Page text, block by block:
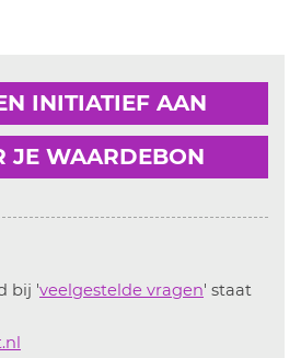
INITIATIEF AAN
JE WAARDEBON
bij 'veelgestelde vragen' staat